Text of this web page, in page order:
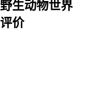
生动物世界
价